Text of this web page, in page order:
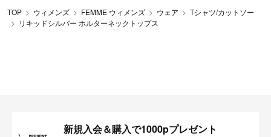
TOP ウィメンズ FEMME ウィメンズ ウェア
Tシャツ/カットソー
リキッドシルバー ホルターネックトップス
新規入会＆購入で1000pプレゼント